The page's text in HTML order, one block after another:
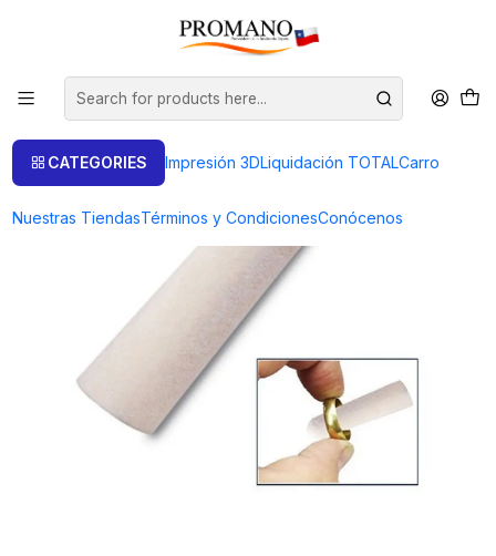
CATEGORIES Impresión 3DLiquidación TOTALCarro
Nuestras TiendasTérminos y CondicionesConócenos
Home Pulido Brillo Conos
CONO DE FIELTRO DIAMETRO 19 X 15 X 75 MM